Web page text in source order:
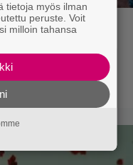
jotain uutta” –
nimeää
tietoja myös ilman
peruste. Voit
milloin tahansa